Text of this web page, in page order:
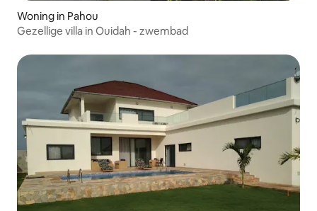
Woning in Pahou
Gezellige villa in Ouidah - zwembad